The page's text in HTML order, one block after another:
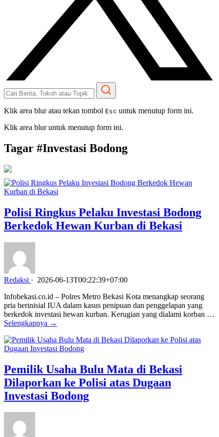
Klik area blur atau tekan tombol Esc untuk menutup form ini.
Klik area blur untuk menutup form ini.
Tagar #Investasi Bodong
Polisi Ringkus Pelaku Investasi Bodong
Berkedok Hewan Kurban di Bekasi
Redaksi · 2026-06-13T00:22:39+07:00
Infobekasi.co.id – Polres Metro Bekasi Kota menangkap seorang
pria berinisial IUA dalam kasus penipuan dan penggelapan yang
berkedok investasi hewan kurban. Kerugian yang dialami korban …
Selengkapnya →
Pemilik Usaha Bulu Mata di Bekasi
Dilaporkan ke Polisi atas Dugaan
Investasi Bodong